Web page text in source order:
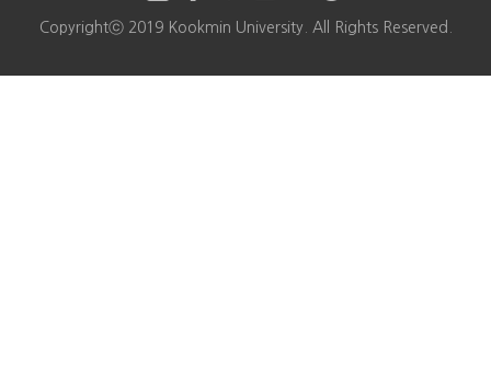
Copyrightⓒ 2019 Kookmin University. All Rights Reserved.